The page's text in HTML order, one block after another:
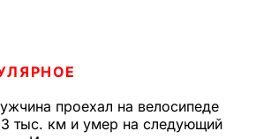
проехал на велосипеде
тыс. км и умер на следующий